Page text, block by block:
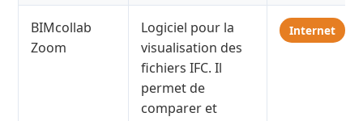
BIMcollab
Zoom
Logiciel pour la
visualisation des
fichiers IFC. Il
permet de
comparer et
Internet